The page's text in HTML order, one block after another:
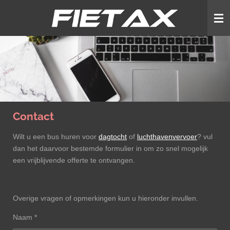
hoofdinhoud
Contact
Wilt u een bus huren voor dagtocht of luchthavenvervoer? vul
dan het daarvoor bestemde formulier in om zo snel mogelijk
een vrijblijvende offerte te ontvangen.
Overige vragen of opmerkingen kun u hieronder invullen.
Naam *